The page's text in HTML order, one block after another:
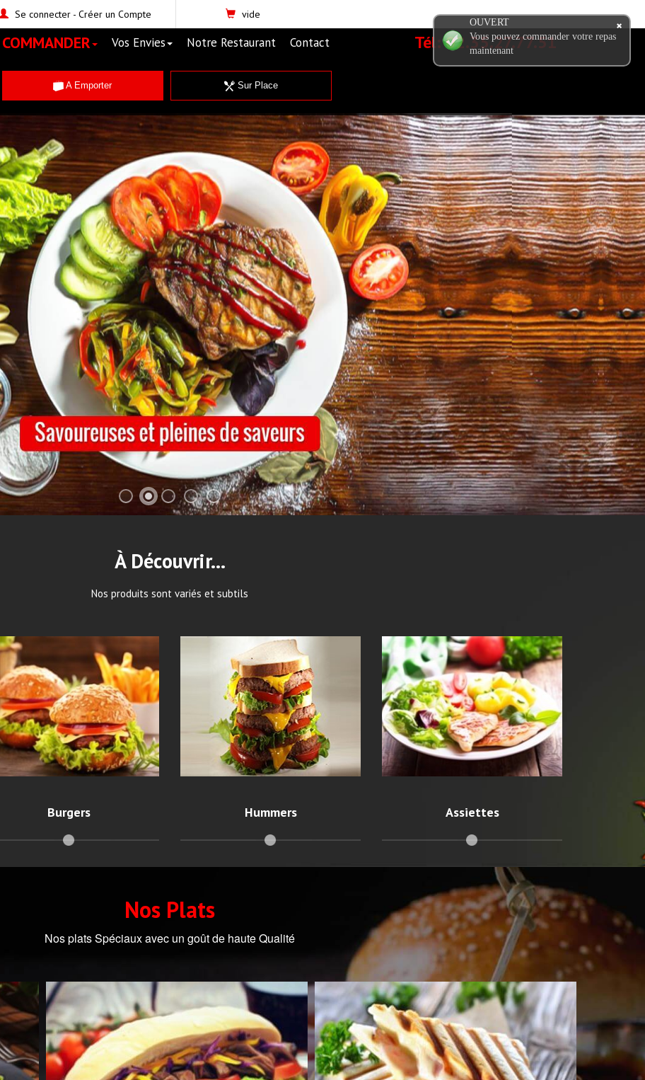
Se connecter- Créer un Compte vide
Tél:02.35.27.77.51
COMMANDER Vos Envies Notre Restaurant Contact
A Emporter Sur Place
À Découvrir...
Nos produits sont variés et subtils
Burgers
Les garnitures et les saveurs
de nos burgers font qu'ils
sont succulents ! .
Burgers
Hummers
Le goût et la texture de la
viande raviront vos papilles.
Hummers
Assiettes
Des aliments nourrissants et
appétissants.
Assiettes
Nos Plats
Nos plats Spéciaux avec un goût de haute Qualité
Voir les Produits
OUVERT
Vous pouvez commander votre repas
maintenant